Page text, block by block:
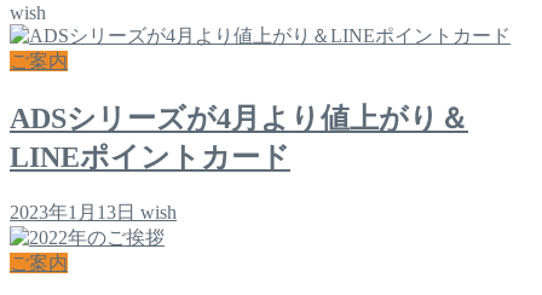
wish
ご案内
ADSシリーズが4月より値上がり＆
LINEポイントカード
2023年1月13日 wish
ご案内